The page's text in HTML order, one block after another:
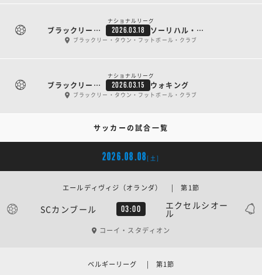
ナショナルリーグ
ブラックリー・タウン 2026.03.18 ソーリハル・ムーアズ
ブラックリー・タウン・フットボール・クラブ
ナショナルリーグ
ブラックリー・タウン 2026.03.15 ウォキング
ブラックリー・タウン・フットボール・クラブ
サッカーの試合一覧
2026.08.08 [土]
SCカンブール 03:00 エクセルシオー
ル
エールディヴィジ（オランダ） | 第1節
コーイ・スタディオン
ベルギーリーグ | 第1節